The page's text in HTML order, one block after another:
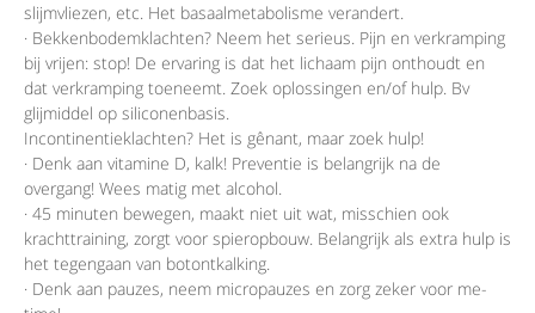
slijmvliezen, etc. Het basaalmetabolisme verandert.
· Bekkenbodemklachten? Neem het serieus. Pijn en verkramping
bij vrijen: stop! De ervaring is dat het lichaam pijn onthoudt en
dat verkramping toeneemt. Zoek oplossingen en/of hulp. Bv
glijmiddel op siliconenbasis.
Incontinentieklachten? Het is gênant, maar zoek hulp!
· Denk aan vitamine D, kalk! Preventie is belangrijk na de
overgang! Wees matig met alcohol.
· 45 minuten bewegen, maakt niet uit wat, misschien ook
krachttraining, zorgt voor spieropbouw. Belangrijk als extra hulp is
het tegengaan van botontkalking.
· Denk aan pauzes, neem micropauzes en zorg zeker voor me-